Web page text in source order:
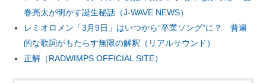
巻亮太が明かす誕生秘話（J-WAVE NEWS）
レミオロメン「3月9日」はいつから“卒業ソング”に？ 普遍
的な歌詞がもたらす無限の解釈（リアルサウンド）
正解（RADWIMPS OFFICIAL SITE）